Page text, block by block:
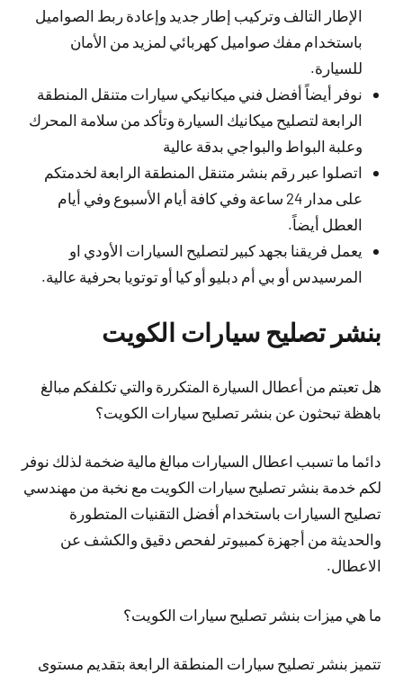
الإطار التالف وتركيب إطار جديد وإعادة ربط الصواميل
باستخدام مفك صواميل كهربائي لمزيد من الأمان
للسيارة.
نوفر أيضاً أفضل فني ميكانيكي سيارات متنقل المنطقة
الرابعة لتصليح ميكانيك السيارة وتأكد من سلامة المحرك
وعلبة البواط والبواجي بدقة عالية
اتصلوا عبر رقم بنشر متنقل المنطقة الرابعة لخدمتكم
على مدار 24 ساعة وفي كافة أيام الأسبوع وفي أيام
العطل أيضاً.
يعمل فريقنا بجهد كبير لتصليح السيارات الأودي او
المرسيدس أو بي أم دبليو أو كيا أو توتويا بحرفية عالية.
بنشر تصليح سيارات الكويت
هل تعبتم من أعطال السيارة المتكررة والتي تكلفكم مبالغ
باهظة تبحثون عن بنشر تصليح سيارات الكويت؟
دائما ما تسبب اعطال السيارات مبالغ مالية ضخمة لذلك نوفر
لكم خدمة بنشر تصليح سيارات الكويت مع نخبة من مهندسي
تصليح السيارات باستخدام أفضل التقنيات المتطورة
والحديثة من أجهزة كمبيوتر لفحص دقيق والكشف عن
الاعطال.
ما هي ميزات بنشر تصليح سيارات الكويت؟
تتميز بنشر تصليح سيارات المنطقة الرابعة بتقديم مستوى